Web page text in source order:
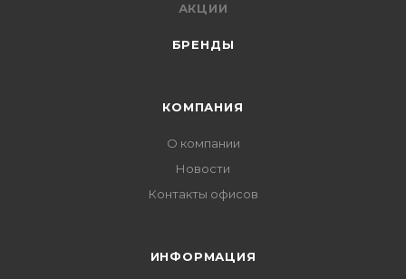
АКЦИИ
БРЕНДЫ
КОМПАНИЯ
О компании
Новости
Контакты офисов
ИНФОРМАЦИЯ